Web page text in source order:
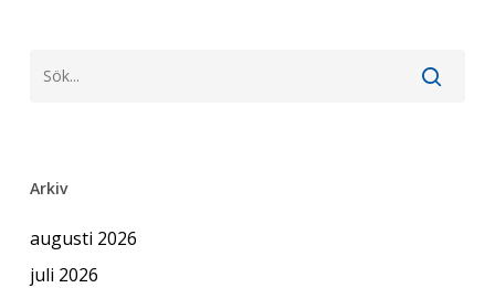
Arkiv
augusti 2026
juli 2026